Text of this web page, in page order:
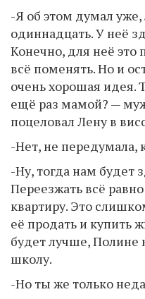
-Я об этом думал
одиннадцать. У неё
Конечно, для неё это
всё поменять. Но и
очень хорошая идея.
ещё раз мамой? —
поцеловал Лену в
-Нет, не передумала,
-Ну, тогда нам будет
Переезжать всё
квартиру. Это
её продать и купить
будет лучше, Полине
школу.
-Но ты же только